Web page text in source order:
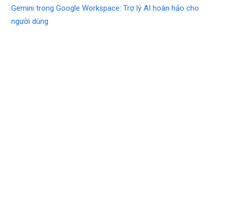
Gemini trong Google Workspace: Trợ lý AI hoàn hảo cho
người dùng